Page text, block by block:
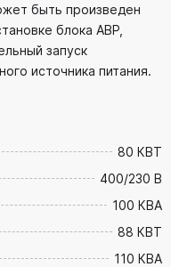
быть произведен
блока АВР,
запуск
источника питания.
80 КВТ
400/230 В
100 КВА
88 КВТ
110 КВА